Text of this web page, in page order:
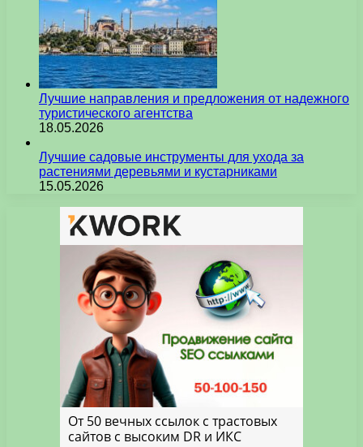
Лучшие направления и предложения от надежного
туристического агентства
18.05.2026
Лучшие садовые инструменты для ухода за
растениями деревьями и кустарниками
15.05.2026